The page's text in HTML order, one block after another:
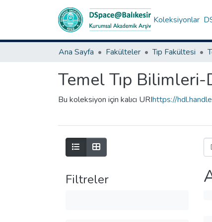
Koleksiyonlar
Ana Sayfa Fakülteler Tıp Fakültesi
Temel Tıp
Bu koleksiyon için kalıcı URIhttps://
Filtreler